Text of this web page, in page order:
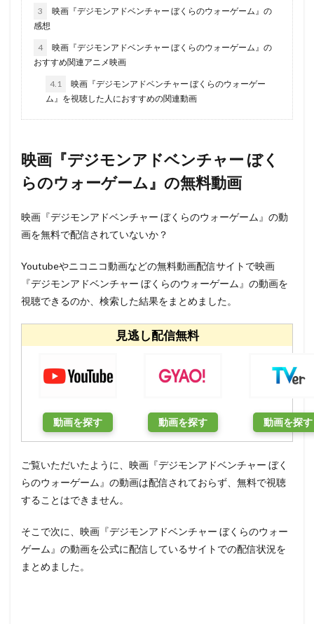
3
映画『デジモンアドベンチャー ぼくらのウォーゲーム』の
感想
4
映画『デジモンアドベンチャー ぼくらのウォーゲーム』の
おすすめ関連アニメ映画
4.1
映画『デジモンアドベンチャー ぼくらのウォーゲー
ム』を視聴した人におすすめの関連動画
映画『デジモンアドベンチャー ぼく
らのウォーゲーム』の無料動画
映画『デジモンアドベンチャー ぼくらのウォーゲーム』の動
画を無料で配信されていないか？
Youtubeやニコニコ動画などの無料動画配信サイトで映画
『デジモンアドベンチャー ぼくらのウォーゲーム』の動画を
視聴できるのか、検索した結果をまとめました。
見逃し配信無料
動画を探す 動画を探す 動画を探す
ご覧いただいたように、映画『デジモンアドベンチャー ぼく
らのウォーゲーム』の動画は配信されておらず、無料で視聴
することはできません。
そこで次に、映画『デジモンアドベンチャー ぼくらのウォー
ゲーム』の動画を公式に配信しているサイトでの配信状況を
まとめました。